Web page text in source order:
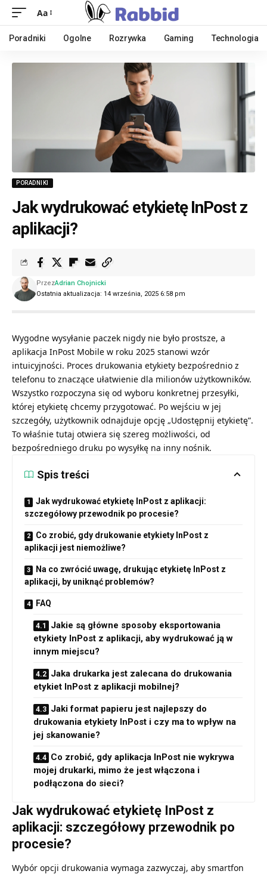
Aa
Poradniki Ogolne Rozrywka Gaming Technologia
PORADNIKI
Jak wydrukować etykietę InPost z
aplikacji?
Ostatnia aktualizacja: 14 września, 2025 6:58 pm
PrzezAdrian Chojnicki
Wygodne wysyłanie paczek nigdy nie było prostsze, a
aplikacja InPost Mobile w roku 2025 stanowi wzór
intuicyjności. Proces drukowania etykiety bezpośrednio z
telefonu to znaczące ułatwienie dla milionów użytkowników.
Wszystko rozpoczyna się od wyboru konkretnej przesyłki,
której etykietę chcemy przygotować. Po wejściu w jej
szczegóły, użytkownik odnajduje opcję „Udostępnij etykietę”.
To właśnie tutaj otwiera się szereg możliwości, od
bezpośredniego druku po wysyłkę na inny nośnik.
Spis treści
Jak wydrukować etykietę InPost z aplikacji:
szczegółowy przewodnik po procesie?
Co zrobić, gdy drukowanie etykiety InPost z
aplikacji jest niemożliwe?
Na co zwrócić uwagę, drukując etykietę InPost z
aplikacji, by uniknąć problemów?
FAQ
Jakie są główne sposoby eksportowania
etykiety InPost z aplikacji, aby wydrukować ją w
innym miejscu?
Jaka drukarka jest zalecana do drukowania
etykiet InPost z aplikacji mobilnej?
Jaki format papieru jest najlepszy do
drukowania etykiety InPost i czy ma to wpływ na
jej skanowanie?
Co zrobić, gdy aplikacja InPost nie wykrywa
mojej drukarki, mimo że jest włączona i
podłączona do sieci?
Jak wydrukować etykietę InPost z
aplikacji: szczegółowy przewodnik po
procesie?
Wybór opcji drukowania wymaga zazwyczaj, aby smartfon